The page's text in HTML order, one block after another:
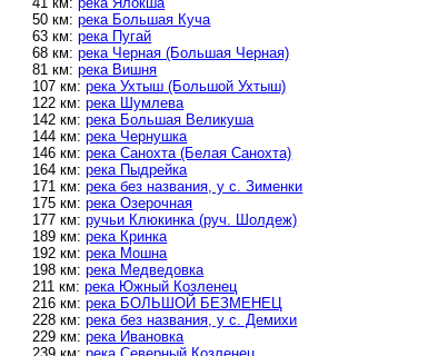
50 км:река Большая Куча
63 км:река Пугай
68 км:река Черная (Большая Черная)
81 км:река Вишня
107 км:река Ухтыш (Большой Ухтыш)
122 км:река Шумлева
142 км:река Большая Великуша
144 км:река Чернушка
146 км:река Санохта (Белая Санохта)
164 км:река Пыдрейка
171 км:река без названия, у с. Зименки
175 км:река Озерочная
177 км:ручьи Клюкинка (руч. Шолдеж)
189 км:река Кринка
192 км:река Мошна
198 км:река Медведовка
211 км:река Южный Козленец
216 км:река БОЛЬШОЙ БЕЗМЕНЕЦ
228 км:река без названия, у с. Демихи
229 км:река Ивановка